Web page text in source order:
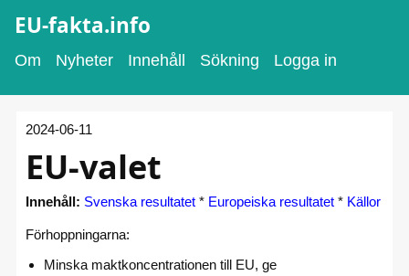
EU-fakta.info
Om Nyheter Innehåll Sökning Logga in
2024-06-11
EU-valet
Innehåll: Svenska resultatet * Europeiska resultatet * Källor
Förhoppningarna:
Minska maktkoncentrationen till EU, ge